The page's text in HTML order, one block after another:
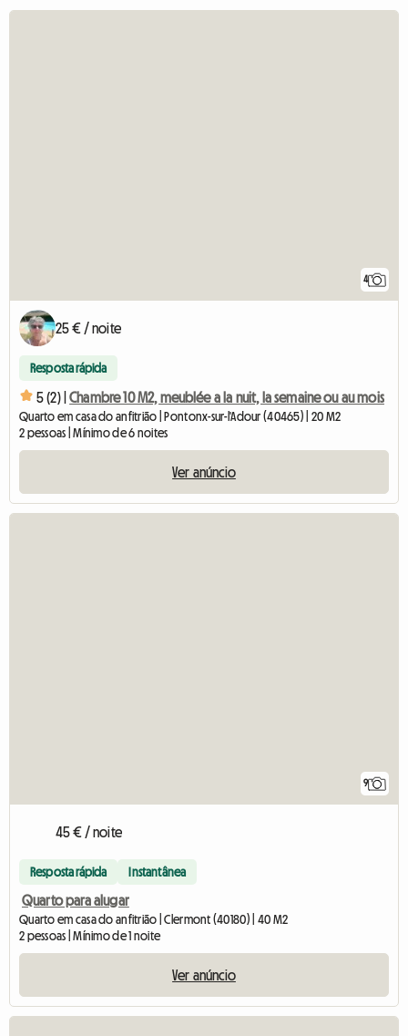
4
25 € / noite
Resposta rápida
5 (2) | Chambre 10 M2, meublée a la nuit, la semaine ou au mois
Quarto em casa do anfitrião | Pontonx-sur-l'Adour (40465) | 20 M2
2 pessoas | Mínimo de 6 noites
Ver anúncio
9
45 € / noite
Resposta rápida Instantânea
Quarto para alugar
Quarto em casa do anfitrião | Clermont (40180) | 40 M2
2 pessoas | Mínimo de 1 noite
Ver anúncio